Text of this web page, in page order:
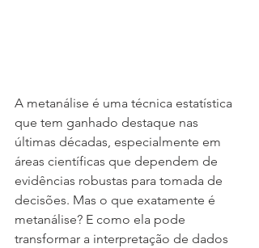
A metanálise é uma técnica estatística
que tem ganhado destaque nas
últimas décadas, especialmente em
áreas científicas que dependem de
evidências robustas para tomada de
decisões. Mas o que exatamente é
metanálise? E como ela pode
transformar a interpretação de dados